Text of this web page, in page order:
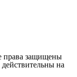
права защищены
на